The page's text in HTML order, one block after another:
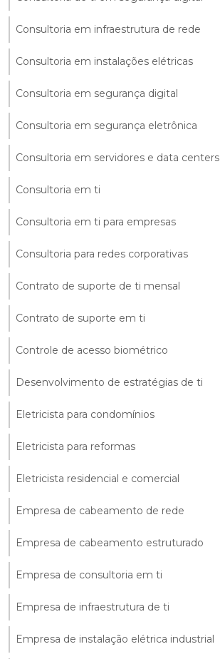
Consultoria em infraestrutura de rede
Consultoria em instalações elétricas
Consultoria em segurança digital
Consultoria em segurança eletrônica
Consultoria em servidores e data centers
Consultoria em ti
Consultoria em ti para empresas
Consultoria para redes corporativas
Contrato de suporte de ti mensal
Contrato de suporte em ti
Controle de acesso biométrico
Desenvolvimento de estratégias de ti
Eletricista para condomínios
Eletricista para reformas
Eletricista residencial e comercial
Empresa de cabeamento de rede
Empresa de cabeamento estruturado
Empresa de consultoria em ti
Empresa de infraestrutura de ti
Empresa de instalação elétrica industrial